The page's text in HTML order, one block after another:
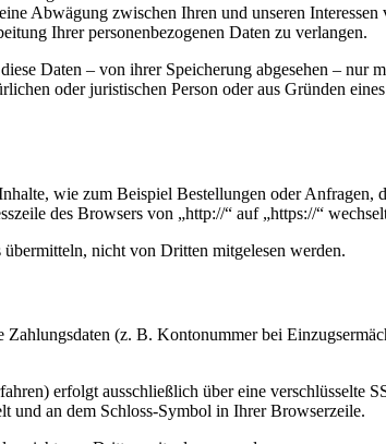
Abwägung zwischen Ihren und unseren
Ihrer personenbezogenen Daten zu verlangen.
Daten – von ihrer Speicherung abgesehen –
oder juristischen Person oder aus Gründen
wie zum Beispiel Bestellungen oder Anfragen,
des Browsers von „http://“ auf „https://“
nicht von Dritten mitgelesen werden.
(z. B. Kontonummer bei
erfolgt ausschließlich über eine verschlüsselte
und an dem Schloss-Symbol in Ihrer Browserzeile.